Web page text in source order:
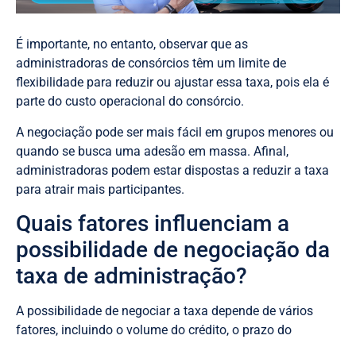
É importante, no entanto, observar que as
administradoras de consórcios têm um limite de
flexibilidade para reduzir ou ajustar essa taxa, pois ela é
parte do custo operacional do consórcio.
A negociação pode ser mais fácil em grupos menores ou
quando se busca uma adesão em massa. Afinal,
administradoras podem estar dispostas a reduzir a taxa
para atrair mais participantes.
Quais fatores influenciam a
possibilidade de negociação da
taxa de administração?
A possibilidade de negociar a taxa depende de vários
fatores, incluindo o volume do crédito, o prazo do